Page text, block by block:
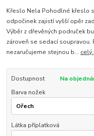
Křeslo Nela Pohodlné křeslo
odpočinek zajistí vyšší opěr
Výběr z dřevěných područek
zároveň se sedací
nezaručujeme stejnou b... celý
Dostupnost
Na
Barva nožek
Látka příplatková